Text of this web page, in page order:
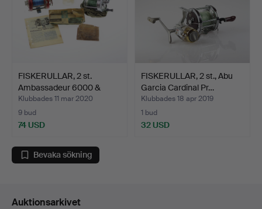
FISKERULLAR, 2 st.
Ambassadeur 6000 &
Reco…
Klubbades 11 mar 2020
9 bud
74 USD
FISKERULLAR, 2 st., Abu
Garcia Cardinal Pr…
Klubbades 18 apr 2019
1 bud
32 USD
Bevaka sökning
Auktionsarkivet